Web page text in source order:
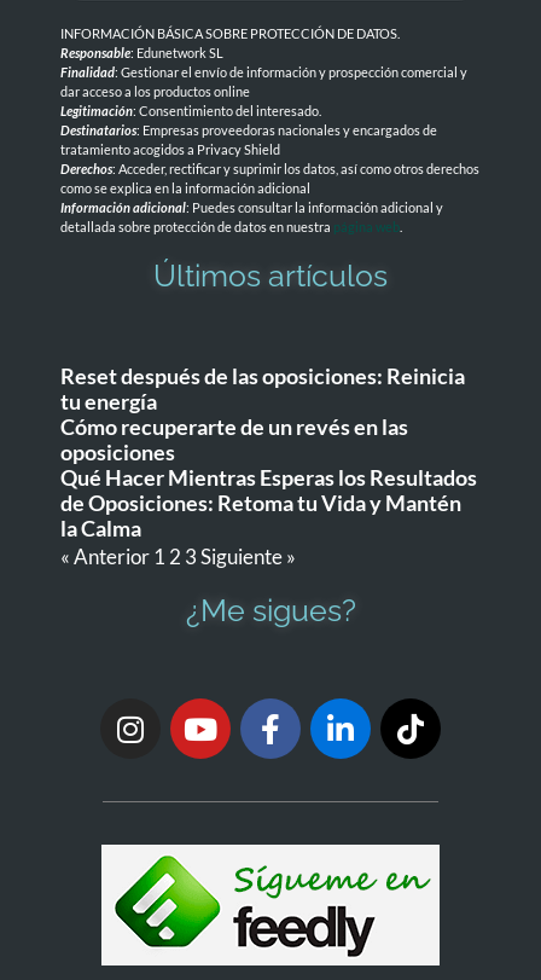
INFORMACIÓN BÁSICA SOBRE PROTECCIÓN DE DATOS
Responsable: Edunetwork SL
Finalidad: Gestionar el envío de información y prospección comercial y
dar acceso a los productos online
Legitimación: Consentimiento del interesado.
Destinatarios: Empresas proveedoras nacionales y encargados de
tratamiento acogidos a Privacy Shield
Derechos: Acceder, rectificar y suprimir los datos, así como otros derechos
como se explica en la información adicional
Información adicional: Puedes consultar la información adicional y
detallada sobre protección de datos en nuestra página web
Últimos artículos
Reset después de las oposiciones: Reinicia
tu energía
Cómo recuperarte de un revés en las
oposiciones
Qué Hacer Mientras Esperas los Resultados
de Oposiciones: Retoma tu Vida y Mantén
la Calma
« Anterior 1 2 3Siguiente »
¿Me sigues?